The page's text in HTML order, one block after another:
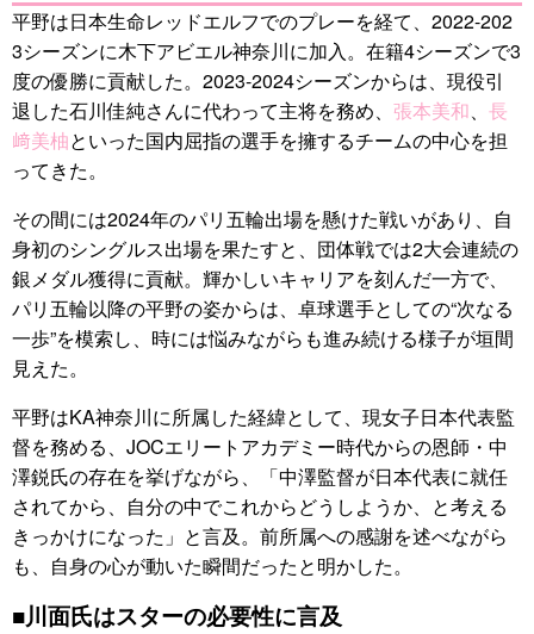
平野は日本生命レッドエルフでのプレーを経て、2022-202
3シーズンに木下アビエル神奈川に加入。在籍4シーズンで3
度の優勝に貢献した。2023-2024シーズンからは、現役引
退した石川佳純さんに代わって主将を務め、 張本美和、 長
﨑美柚といった国内屈指の選手を擁するチームの中心を担
ってきた。
その間には2024年のパリ五輪出場を懸けた戦いがあり、自
身初のシングルス出場を果たすと、団体戦では2大会連続の
銀メダル獲得に貢献。輝かしいキャリアを刻んだ一方で、
パリ五輪以降の平野の姿からは、卓球選手としての“次なる
一歩”を模索し、時には悩みながらも進み続ける様子が垣間
見えた。
平野はKA神奈川に所属した経緯として、現女子日本代表監
督を務める、JOCエリートアカデミー時代からの恩師・中
澤鋭氏の存在を挙げながら、「中澤監督が日本代表に就任
されてから、自分の中でこれからどうしようか、と考える
きっかけになった」と言及。前所属への感謝を述べながら
も、自身の心が動いた瞬間だったと明かした。
■川面氏はスターの必要性に言及